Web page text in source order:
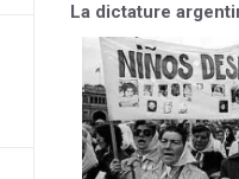
La dictature